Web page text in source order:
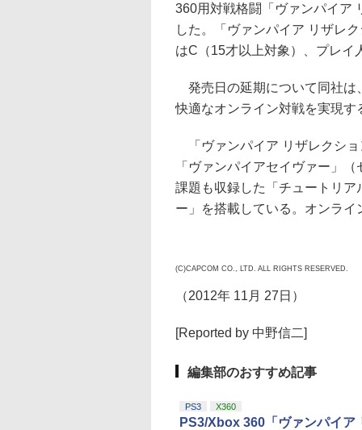
360用対戦格闘「ヴァンパイア
した。「ヴァンパイア リザレ
はC（15才以上対象）、プレイ
発売日の延期について同社は
快適なオンライン対戦を実現す
「ヴァンパイア リザレクシ
「ヴァンパイアセイヴァー」
課題も収録した「チュートリ
ー」を搭載している。オンライ
(C)CAPCOM CO., LTD. ALL RIGHTS RESERVED.
（2012年 11月 27日）
[Reported by 中野信二]
編集部のおすすめ記事
PS3 X360
PS3/Xbox 360「ヴァンパイア